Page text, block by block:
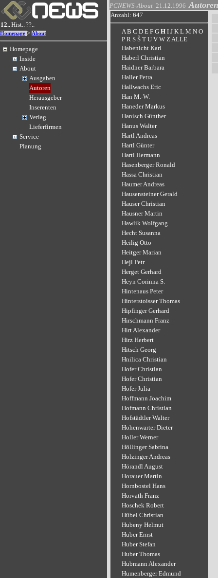
12..Hist..??..
Homepage > About
Homepage
Inside
About
Ausgaben
Autoren
Herausgeber
Inserenten
Verlag
Lieferfirmen
Service
Planung
PCNEWS-About 21.12.1996 Autoren
Anzahl: 647
A B C D E F G H I J K L M N O
P R S Š T U V W ZALLE
Habenicht Karl
Haberl Christian
Haidner Barbara
Haller Petra
Hallwachs Eric
Han M.-W.
Haneder Markus
Hanisch Günther
Hanus Walter
Hartl Andreas
Hartl Günter
Hartl Hermann
Hasenberger Ronald
Hassa Christian
Haumer Andreas
Hausensteiner Gerald
Hauser Christian
Hausner Martin
Hawlik Wolfgang
Hecht Susanna
Heilig Otto
Heitger Marian
Hejl Petr
Herget Gerhard
Heyn Corinna S.
Hintenaus Peter
Hinterstoisser Thomas
Hipfinger Gerhard
Hirschmann Franz
Hirt Alexander
Hirz Herbert
Hitsch Georg
Hnilica Christian
Hofer Christian
Hofer Christian
Hofer Julia
Hoffmann Joachim
Hofmann Christian
Hofstädtler Walter
Hohenwarter Dieter
Holler Werner
Höllinger Sabrina
Holzinger Andreas
Hörandl August
Horauer Martin
Hornbostel Hans
Horvath Franz
Hoschek Robert
Hübel Christian
Hubeny Helmut
Huber Ernst
Huber Stefan
Huber Thomas
Hubmann Alexander
Humenberger Edmund